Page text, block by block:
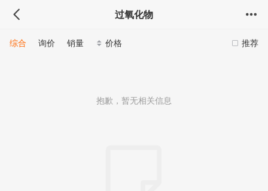
过氧化物
推荐
综合 询价 销量 价格
抱歉，暂无相关信息